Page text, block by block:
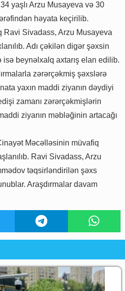
yaşlı Arzu Musayeva və 30
həyata keçirilib.
Ravi Sivadass, Arzu Musayeva
Adı çəkilən digər şəxsin
isə beynəlxalq axtarış elan edilib.
zərərçəkmiş şəxslərə
yaxın maddi ziyanın dəydiyi
zamanı zərərçəkmişlərin
ziyanın məbləğinin artacağı
Məcəlləsinin müvafiq
Ravi Sivadass, Arzu
təqsirləndirilən şəxs
Araşdırmalar davam